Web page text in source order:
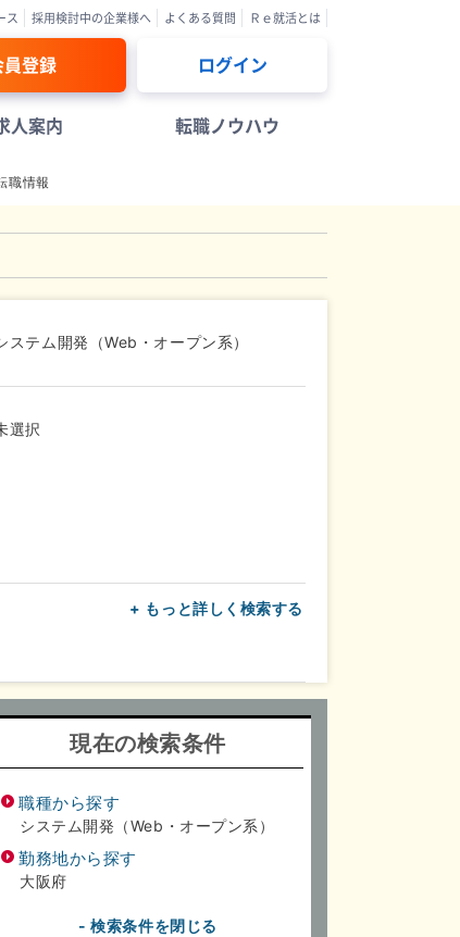
ス 採用検討中の企業様へ よくある質問 Ｒｅ就活とは
登録 ログイン
人案内 転職ノウハウ
職情報
ステム開発（Web・オープン系）
選択
+ もっと詳しく検索する
現在の検索条件
職種から探す
システム開発（Web・オープン系）
勤務地から探す
大阪府
- 検索条件を閉じる